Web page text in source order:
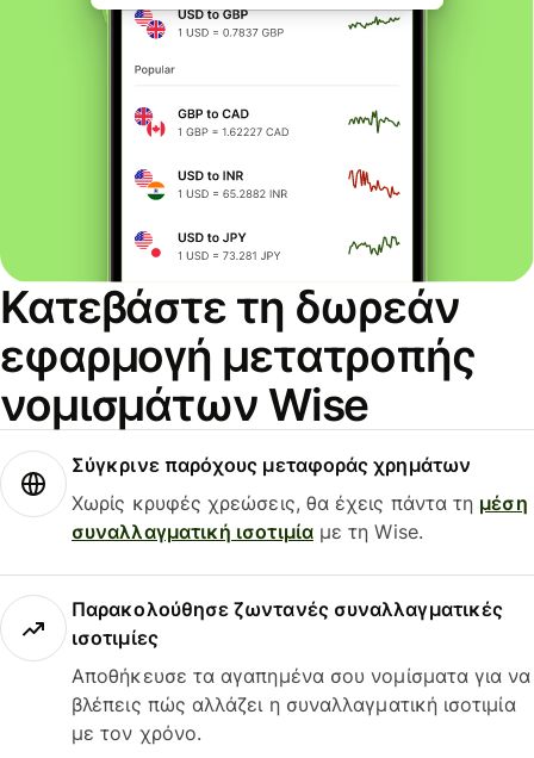
Κατεβάστε τη δωρεάν
εφαρμογή μετατροπής
νομισμάτων Wise
Σύγκρινε παρόχους μεταφοράς χρημάτων
Χωρίς κρυφές χρεώσεις, θα έχεις πάντα τη μέση
συναλλαγματική ισοτιμίαμε τη Wise.
Παρακολούθησε ζωντανές συναλλαγματικές
ισοτιμίες
Αποθήκευσε τα αγαπημένα σου νομίσματα για να
βλέπεις πώς αλλάζει η συναλλαγματική ισοτιμία
με τον χρόνο.